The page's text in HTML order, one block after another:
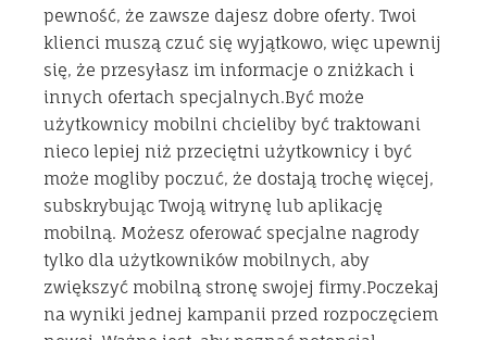
pewność, że zawsze dajesz dobre oferty. Twoi
klienci muszą czuć się wyjątkowo, więc upewnij
się, że przesyłasz im informacje o zniżkach i
innych ofertach specjalnych.Być może
użytkownicy mobilni chcieliby być traktowani
nieco lepiej niż przeciętni użytkownicy i być
może mogliby poczuć, że dostają trochę więcej,
subskrybując Twoją witrynę lub aplikację
mobilną. Możesz oferować specjalne nagrody
tylko dla użytkowników mobilnych, aby
zwiększyć mobilną stronę swojej firmy.Poczekaj
na wyniki jednej kampanii przed rozpoczęciem